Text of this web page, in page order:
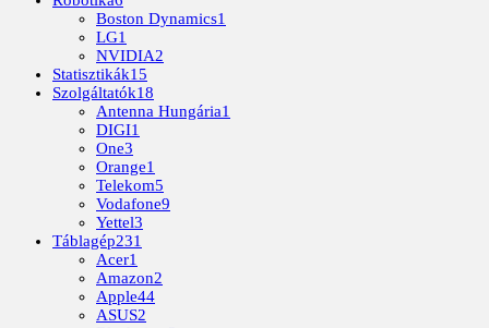
Boston Dynamics1
LG1
NVIDIA2
Statisztikák15
Szolgáltatók18
Antenna Hungária1
DIGI1
One3
Orange1
Telekom5
Vodafone9
Yettel3
Táblagép231
Acer1
Amazon2
Apple44
ASUS2